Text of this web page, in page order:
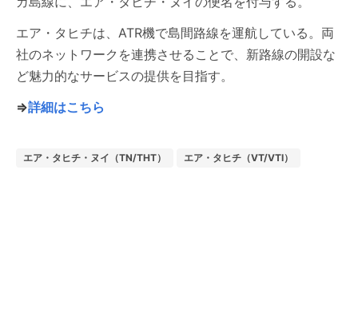
エア・タヒチは、ATR機で島間路線を運航している。両
社のネットワークを連携させることで、新路線の開設な
ど魅力的なサービスの提供を目指す。
⇒詳細はこちら
エア・タヒチ・ヌイ（TN/THT） エア・タヒチ（VT/VTI）